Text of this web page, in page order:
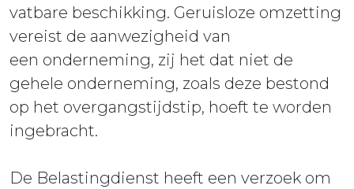
vatbare beschikking. Geruisloze omzetting
vereist de aanwezigheid van
een onderneming, zij het dat niet de
gehele onderneming, zoals deze bestond
op het overgangstijdstip, hoeft te worden
ingebracht.
De Belastingdienst heeft een verzoek om